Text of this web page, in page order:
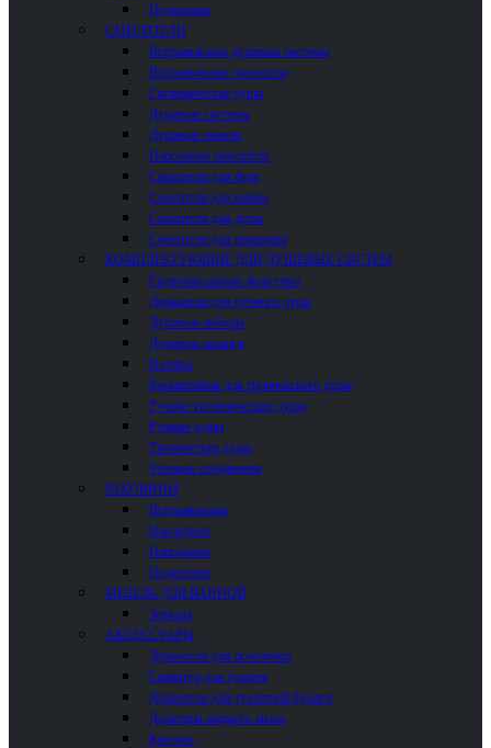
Подвесные
СМЕСИТЕЛИ
Встраиваемые душевые системы
Встраиваемые смесители
Гигиенические души
Душевые системы
Душевые панели
Напольные смесители
Смесители для биде
Смесители для ванны
Смесители для душа
Смесители для раковины
КОМПЛЕКТУЮЩИЕ ДЛЯ ДУШЕВЫХ СИСТЕМ
Гидромассажные форсунки
Держатели для ручного душа
Душевые наборы
Душевые шланги
Изливы
Кронштейны для тропического душа
Ручные гигиенические души
Ручные души
Тропические души
Угловые соединения
РАКОВИНЫ
Встраиваемые
Накладные
Напольные
Подвесные
МЕБЕЛЬ ДЛЯ ВАННОЙ
Зеркала
АКСЕССУАРЫ
Держатели для полотенец
Гарнитур для туалета
Держатели для туалетной бумаги
Дозаторы жидкого мыла
Крючки